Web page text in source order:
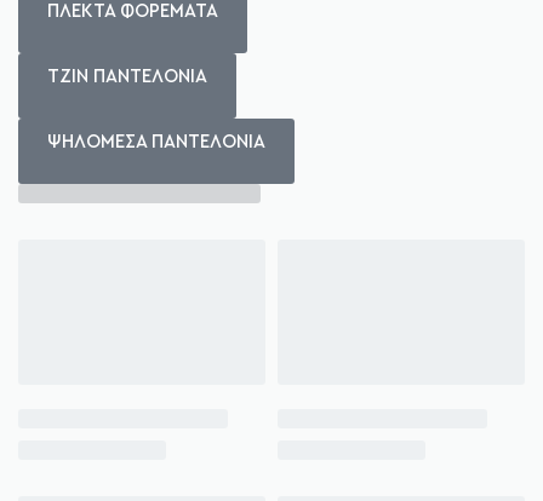
ΠΛΕΚΤΑ ΦΟΡΕΜΑΤΑ
ΤΖΙΝ ΠΑΝΤΕΛΟΝΙΑ
ΨΗΛΟΜΕΣΑ ΠΑΝΤΕΛΟΝΙΑ